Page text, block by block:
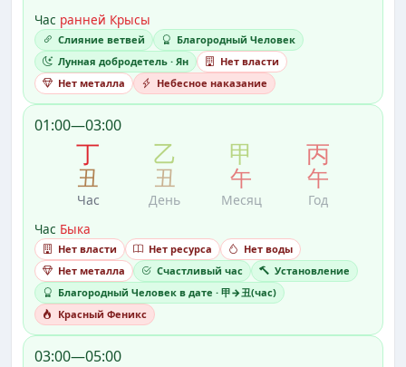
Час ранней Крысы
Слияние ветвей
Благородный Человек
Лунная добродетель · Ян
Нет власти
Нет металла
Небесное наказание
01:00—03:00
丁
丑
Час
乙
丑
День
甲
午
Месяц
丙
午
Год
Час Быка
Нет власти Нет ресурса
Нет воды
Нет металла
Счастливый час
Установление
Благородный Человек в дате · 甲→丑(час)
Красный Феникс
03:00—05:00